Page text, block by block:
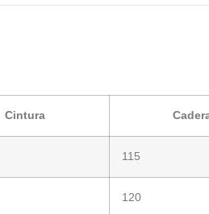
Cintura
115
120